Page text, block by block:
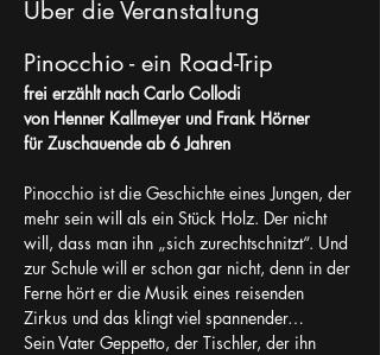
Über die Veranstaltung
Pinocchio - ein Road-Trip
frei erzählt nach Carlo Collodi
von Henner Kallmeyer und Frank Hörner
für Zuschauende ab 6 Jahren
Pinocchio ist die Geschichte eines Jungen, der
mehr sein will als ein Stück Holz. Der nicht
will, dass man ihn „sich zurechtschnitzt“. Und
zur Schule will er schon gar nicht, denn in der
Ferne hört er die Musik eines reisenden
Zirkus und das klingt viel spannender…
Sein Vater Geppetto, der Tischler, der ihn